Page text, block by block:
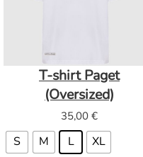
T-shirt Paget
(Oversized)
35,00 €
S M L XL